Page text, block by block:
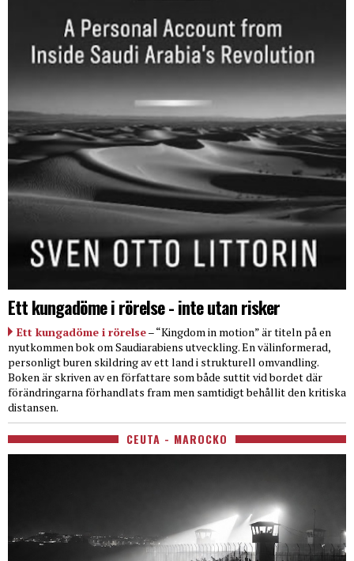
Ett kungadöme i rörelse - inte utan risker
Ett kungadöme i rörelse– “Kingdom in motion” är titeln på en
nyutkommen bok om Saudiarabiens utveckling. En välinformerad,
personligt buren skildring av ett land i strukturell omvandling.
Boken är skriven av en författare som både suttit vid bordet där
förändringarna förhandlats fram men samtidigt behållit den kritiska
distansen.
CEUTA - MAROCKO